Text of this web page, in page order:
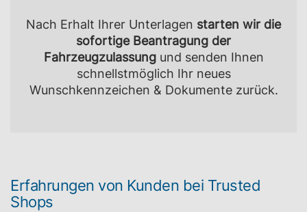
Nach Erhalt Ihrer Unterlagen starten wir die
sofortige Beantragung der
Fahrzeugzulassungund senden Ihnen
schnellstmöglich Ihr neues
Wunschkennzeichen & Dokumente zurück.
Erfahrungen von Kunden bei Trusted
Shops